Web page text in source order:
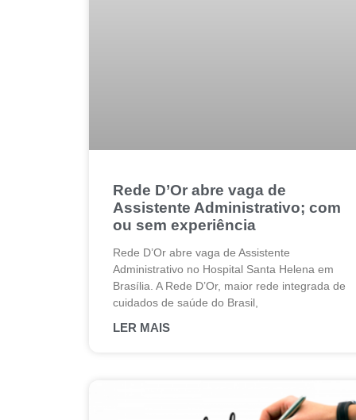
Rede D’Or abre vaga de
Assistente Administrativo; com
ou sem experiência
Rede D’Or abre vaga de Assistente
Administrativo no Hospital Santa Helena em
Brasília. A Rede D’Or, maior rede integrada de
cuidados de saúde do Brasil,
LER MAIS